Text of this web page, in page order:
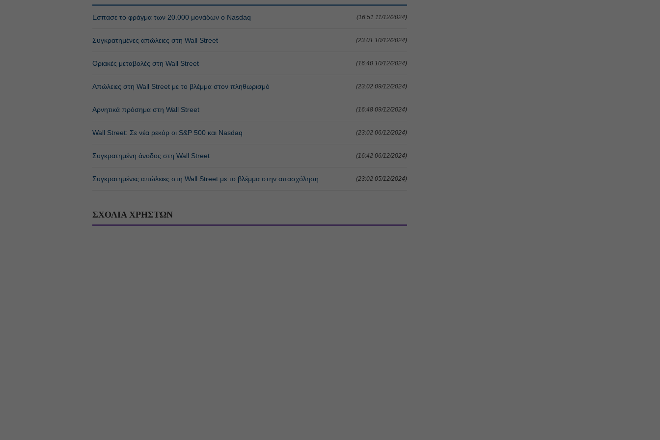
Εσπασε το φράγμα των 20.000 μονάδων ο Nasdaq (16:51 11/12/2024)
Συγκρατημένες απώλειες στη Wall Street (23:01 10/12/2024)
Οριακές μεταβολές στη Wall Street (16:40 10/12/2024)
Απώλειες στη Wall Street με το βλέμμα στον πληθωρισμό (23:02 09/12/2024)
Αρνητικά πρόσημα στη Wall Street (16:48 09/12/2024)
Wall Street: Σε νέα ρεκόρ οι S&P 500 και Nasdaq (23:02 06/12/2024)
Συγκρατημένη άνοδος στη Wall Street (16:42 06/12/2024)
Συγκρατημένες απώλειες στη Wall Street με το βλέμμα στην απασχόληση (23:02 05/12/2024)
ΣΧΟΛΙΑ ΧΡΗΣΤΩΝ